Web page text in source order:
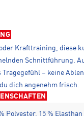
oder Krafttraining, diese
Schnittführung.
Tragegefühl – keine
dich angenehm frisch.
Polyester, 15 % Elasthan